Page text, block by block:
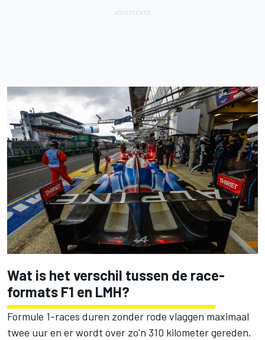
Wat is het verschil tussen de race-
formats F1 en LMH?
Formule 1-races duren zonder rode vlaggen maximaal
twee uur en er wordt over zo'n 310 kilometer gereden.